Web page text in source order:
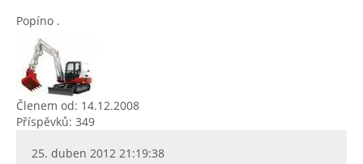
Popíno .
Členem od: 14.12.2008
Příspěvků: 349
25. duben 2012 21:19:38